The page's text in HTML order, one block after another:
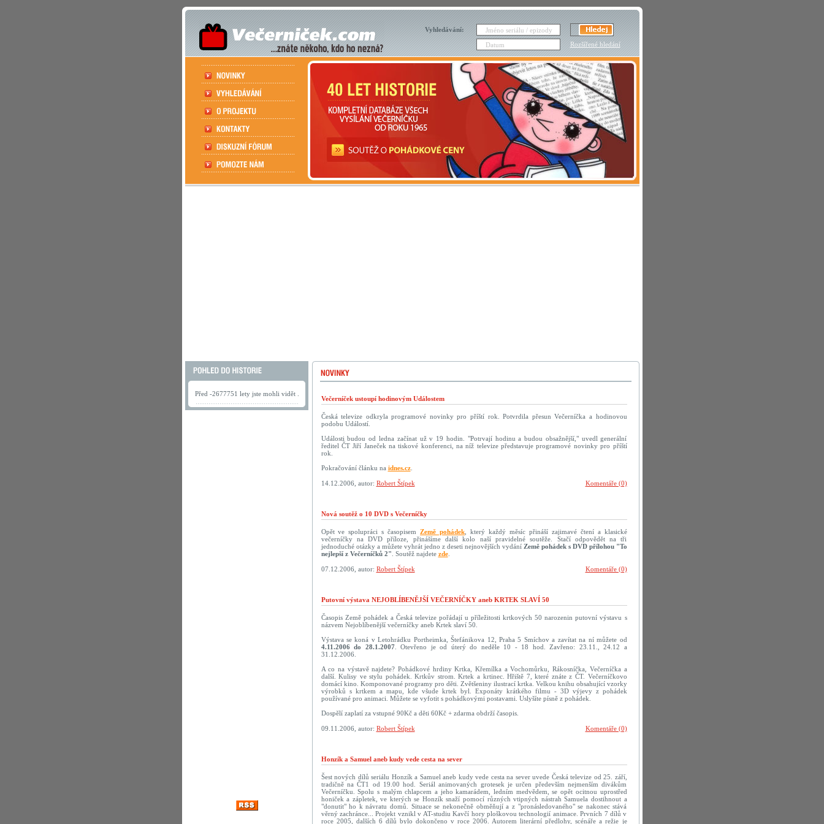
Vyhledávání:
Rozšířené hledání
Před -2677751 lety jste mohli vidět .
Večerníček ustoupí hodinovým Událostem
Česká televize odkryla programové novinky pro příští rok. Potvrdila přesun Večerníčka a hodinovou
podobu Událostí.
Události budou od ledna začínat už v 19 hodin. "Potrvají hodinu a budou obsažnější," uvedl generální
ředitel ČT Jiří Janeček na tiskové konferenci, na níž televize představuje programové novinky pro příští
rok.
Pokračování článku na idnes.cz.
Komentáře (0)
14.12.2006, autor: Robert Štípek
Nová soutěž o 10 DVD s Večerníčky
Opět ve spolupráci s časopisemZemě pohádek , který každý měsíc přináší zajimavé čtení a klasické
večerníčky na DVD příloze, přinášíme další kolo naší pravidelné soutěže. Stačí odpovědět na tři
jednoduché otázky a můžete vyhrát jedno z deseti nejnovějších vydání Země pohádek s DVD přílohou "To
nejlepší z Večerníčků 2" . Soutěž najdete zde.
Komentáře (0)
07.12.2006, autor: Robert Štípek
Putovní výstava NEJOBLÍBENĚJŠÍ VEČERNÍČKY aneb KRTEK SLAVÍ 50
Časopis Země pohádek a Česká televize pořádají u příležitosti krtkových 50 narozenin putovní výstavu s
názvem Nejoblíbenější večerníčky aneb Krtek slaví 50.
Výstava se koná v Letohrádku Portheimka, Štefánikova 12, Praha 5 Smíchov a zavítat na ní můžete od
4.11.2006 do 28.1.2007. Otevřeno je od úterý do neděle 10 - 18 hod. Zavřeno: 23.11., 24.12 a
31.12.2006.
A co na výstavě najdete? Pohádkové hrdiny Krtka, Křemílka a Vochomůrku, Rákosníčka, Večerníčka a
další. Kulisy ve stylu pohádek. Krtkův strom. Krtek a krtinec. Hřiště 7, které znáte z ČT. Večerníčkovo
domácí kino. Komponované programy pro děti. Zvětšeniny ilustrací krtka. Velkou knihu obsahující vzorky
výrobků s krtkem a mapu, kde všude krtek byl. Exponáty krátkého filmu - 3D výjevy z pohádek
používané pro animaci. Můžete se vyfotit s pohádkovými postavami. Uslyšíte písně z pohádek.
Dospělí zaplatí za vstupné 90Kč a děti 60Kč + zdarma obdrží časopis.
Komentáře (0)
09.11.2006, autor: Robert Štípek
Honzík a Samuel aneb kudy vede cesta na sever
Šest nových dílů seriálu Honzík a Samuel aneb kudy vede cesta na sever uvede Česká televize od 25. září,
tradičně na ČT1 od 19.00 hod. Seriál animovaných grotesek je určen především nejmenším divákům
Večerníčku. Spolu s malým chlapcem a jeho kamarádem, ledním medvědem, se opět ocitnou uprostřed
honiček a zápletek, ve kterých se Honzík snaží pomocí různých vtipných nástrah Samuela dostihnout a
"donutit" ho k návratu domů. Situace se nekonečně obměňují a z "pronásledovaného" se nakonec stává
věrný zachránce... Projekt vznikl v AT-studiu Kavčí hory ploškovou technologií animace. Prvních 7 dílů v
roce 2005, dalších 6 dílů bylo dokončeno v roce 2006. Autorem literární předlohy, scénáře a režie je